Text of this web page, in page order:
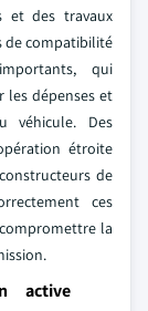
et des travaux
de compatibilité
qui
les dépenses et
véhicule. Des
étroite
de
ces
la
active